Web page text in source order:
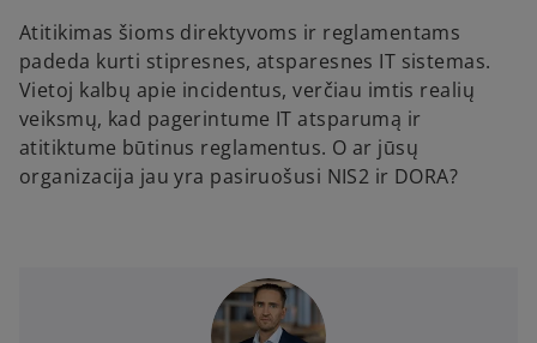
Atitikimas šioms direktyvoms ir reglamentams
padeda kurti stipresnes, atsparesnes IT sistemas.
Vietoj kalbų apie incidentus, verčiau imtis realių
veiksmų, kad pagerintume IT atsparumą ir
atitiktume būtinus reglamentus. O ar jūsų
organizacija jau yra pasiruošusi NIS2 ir DORA?